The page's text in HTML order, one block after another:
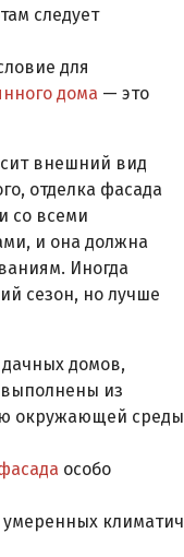
следует
для
дома — это
внешний вид
отделка фасада
со всеми
и она должна
Иногда
сезон, но лучше
домов,
из
окружающей среды
особо